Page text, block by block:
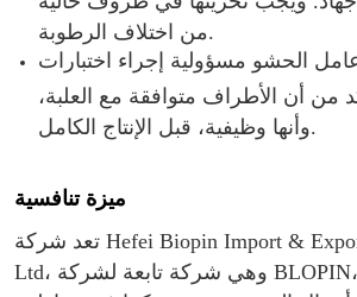
الحشو مسؤولية إجراء اختبارات
من أن الأطراف متوافقة مع العلبة،
ميزة تنافسية
تعد شركة Hefei Biopin Import & Export Trading Co.
Ltd، وهي شركة تابعة لشركة BLOPIN، لاعبًا بارزًا في